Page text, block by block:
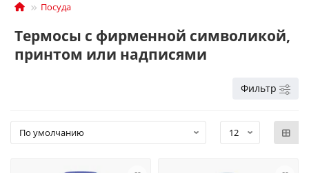
Посуда
Термосы с фирменной символикой,
принтом или надписями
Фильтр